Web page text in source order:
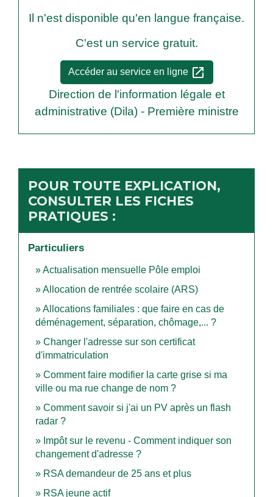
Il n'est disponible qu'en langue française.
C'est un service gratuit.
Accéder au service en ligne open_in_new
Direction de l'information légale et
administrative (Dila) - Première ministre
POUR TOUTE EXPLICATION,
CONSULTER LES FICHES
PRATIQUES :
Particuliers
Actualisation mensuelle Pôle emploi
Allocation de rentrée scolaire (ARS)
Allocations familiales : que faire en cas de
déménagement, séparation, chômage,... ?
Changer l'adresse sur son certificat
d'immatriculation
Comment faire modifier la carte grise si ma
ville ou ma rue change de nom ?
Comment savoir si j'ai un PV après un flash
radar ?
Impôt sur le revenu - Comment indiquer son
changement d'adresse ?
RSA demandeur de 25 ans et plus
RSA jeune actif